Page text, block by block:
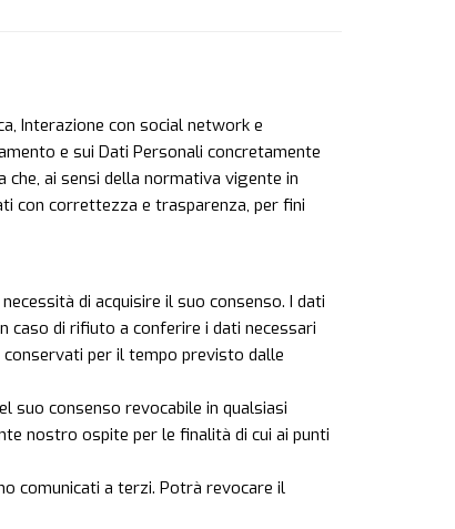
Interazione con social network e
e sui Dati Personali concretamente
ai sensi della normativa vigente in
con correttezza e trasparenza, per fini
di acquisire il suo consenso. I dati
caso di rifiuto a conferire i dati necessari
per il tempo previsto dalle
suo consenso revocabile in qualsiasi
nostro ospite per le finalità di cui ai punti
comunicati a terzi. Potrà revocare il